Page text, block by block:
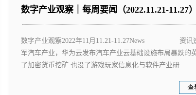
数字产业观察｜每周要闻（2022.11.21-11.27）
数字产业观察2022年11月11.21-11.27News 资讯
军汽车产业，华为云发布汽车产业云基础设施布局暴跌的
了加密货币挖矿 也没了游戏玩家信息化与软件产业研...
查